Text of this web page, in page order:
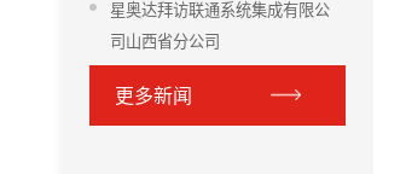
星奥达拜访联通系统集成有限公
司山西省分公司
更多新闻